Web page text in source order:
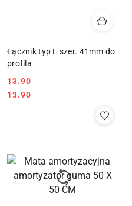
Łącznik typ L szer. 41mm do
profila
Cena:
13.90
Cena:
13.90